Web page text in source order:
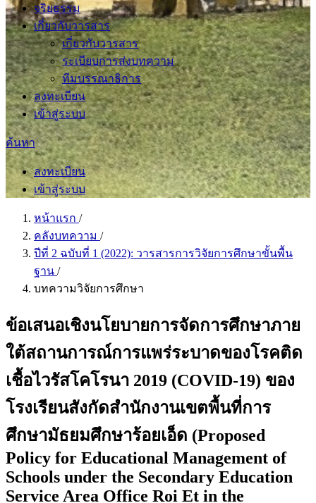
จริยธรรม
เกี่ยวกับวารสาร
เกี่ยวกับวารสาร
ระเบียบการส่งบทความ
ทีมบรรณาธิการ
ลงทะเบียน
เข้าสู่ระบบ
ค้นหา
ลงทะเบียน
เข้าสู่ระบบ
หน้าแรก /
คลังบทความ /
ปีที่ 2 ฉบับที่ 1 (2022): วารสารการวิจัยการศึกษาขั้นพื้น
ฐาน /
บทความวิจัยการศึกษา
ข้อเสนอเชิงนโยบายการจัดการศึกษาภาย
ใต้สถานการณ์การแพร่ระบาดของโรคติด
เชื้อไวรัสโคโรนา 2019 (COVID-19) ของ
โรงเรียนสังกัดสำนักงานเขตพื้นที่การ
ศึกษามัธยมศึกษาร้อยเอ็ด (Proposed
Policy for Educational Management of
Schools under the Secondary Education
Service Area Office Roi Et in the